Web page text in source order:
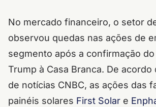
No mercado financeiro, o setor
observou quedas nas ações de
segmento após a confirmação
Trump à Casa Branca. De acordo
de notícias CNBC, as ações das
painéis solares First Solar e